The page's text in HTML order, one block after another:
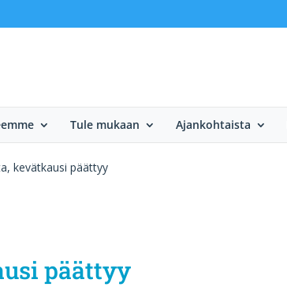
Tule mukaan Ajankohtaista
kevätkausi päättyy
päättyy